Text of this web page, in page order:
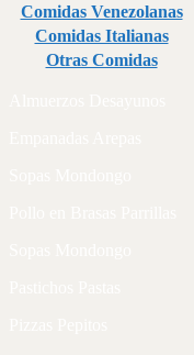
Comidas Venezolanas
Comidas Italianas
Otras Comidas